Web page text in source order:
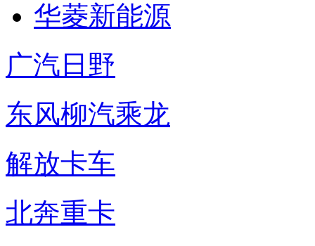
华菱新能源
广汽日野
东风柳汽乘龙
解放卡车
北奔重卡